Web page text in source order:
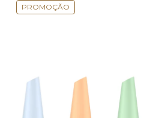
PROMOÇÃO